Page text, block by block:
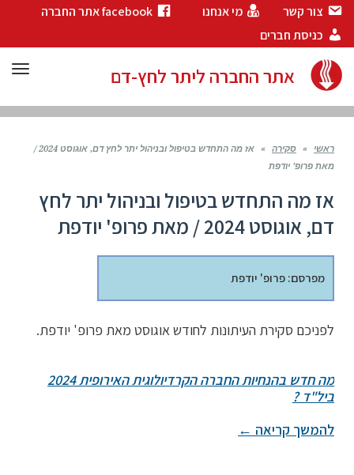
צור קשר
מי אנחנו
כניסת חברים
facebook אתר החברה
אתר החברה ליתר לחץ-דם
ראשי » סקירה »
אז מה התחדש בטיפול ובניהול יתר לחץ דם, אוגוסט 2024 /
מאת פרופ' יודפת
אז מה התחדש בטיפול ובניהול יתר לחץ
דם, אוגוסט 2024 / מאת פרופ' יודפת
מפרסם: פרופ' יודפת
לפניכם סקירת העיתונות לחודש אוגוסט מאת פרופ' יודפת.
מה חדש בהנחיות החברה הקרדיולוגית האירופית 2024
ביל"ד ?
להמשך קריאה ←